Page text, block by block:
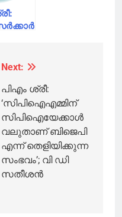
Next:
പിഎം ശ്രീ:
‘സിപിഐഎമ്മിന്
സിപിഐയേക്കാള്‍
വലുതാണ് ബിജെപി
എന്ന് തെളിയിക്കുന്ന
സംഭവം’; വി ഡി
സതീശന്‍